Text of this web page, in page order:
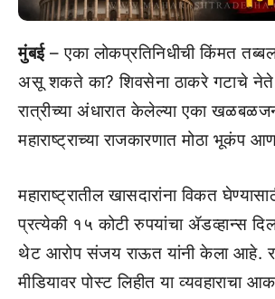
मुंबई– एका लोकप्रतिनिधीची किंमत
असू शकते का? शिवसेना ठाकरे गटाचे
रात्रीच्या अंधारात केलेल्या एका
महाराष्ट्राच्या राजकारणात मोठा भूकंप
महाराष्ट्रातील खासदारांना विकत
प्रत्येकी १५ कोटी रुपयांचा ॲडव्हान्स
थेट आरोप संजय राऊत यांनी केला आहे.
मीडियावर पोस्ट लिहीत या व्यवहाराचा